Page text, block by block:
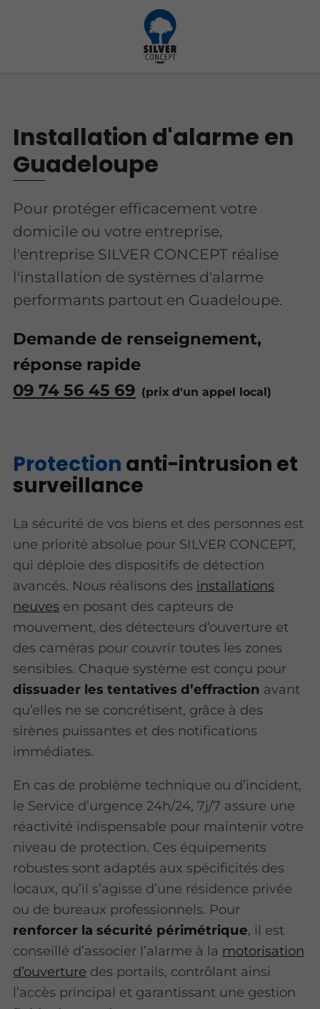
Installation d'alarme en
Guadeloupe
Pour protéger efficacement votre
domicile ou votre entreprise,
l'entreprise SILVER CONCEPT réalise
l'installation de systèmes d'alarme
performants partout en Guadeloupe.
Demande de renseignement,
réponse rapide
09 74 56 45 69
Protection anti-intrusion et
surveillance
La sécurité de vos biens et des personnes est
une priorité absolue pour SILVER CONCEPT,
qui déploie des dispositifs de détection
avancés. Nous réalisons des installations
neuves en posant des capteurs de
mouvement, des détecteurs d’ouverture et
des caméras pour couvrir toutes les zones
sensibles. Chaque système est conçu pour
dissuader les tentatives d’effraction avant
qu’elles ne se concrétisent, grâce à des
sirènes puissantes et des notifications
immédiates.
En cas de problème technique ou d’incident,
le Service d’urgence 24h/24, 7j/7 assure une
réactivité indispensable pour maintenir votre
niveau de protection. Ces équipements
robustes sont adaptés aux spécificités des
locaux, qu’il s’agisse d’une résidence privée
ou de bureaux professionnels. Pour
renforcer la sécurité périmétrique, il est
conseillé d’associer l’alarme à la motorisation
d’ouverture des portails, contrôlant ainsi
l’accès principal et garantissant une gestion